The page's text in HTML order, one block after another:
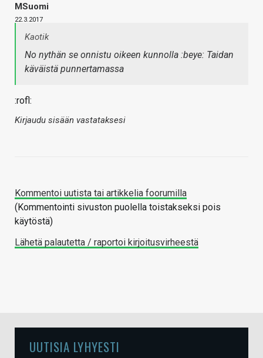
MSuomi
22.3.2017
Kaotik
No nythän se onnistu oikeen kunnolla :beye: Taidan
käväistä punnertamassa
:rofl:
Kirjaudu sisään vastataksesi
Kommentoi uutista tai artikkelia foorumilla
(Kommentointi sivuston puolella toistakseksi pois
käytöstä)
Lähetä palautetta / raportoi kirjoitusvirheestä
UUTISIA LYHYESTI